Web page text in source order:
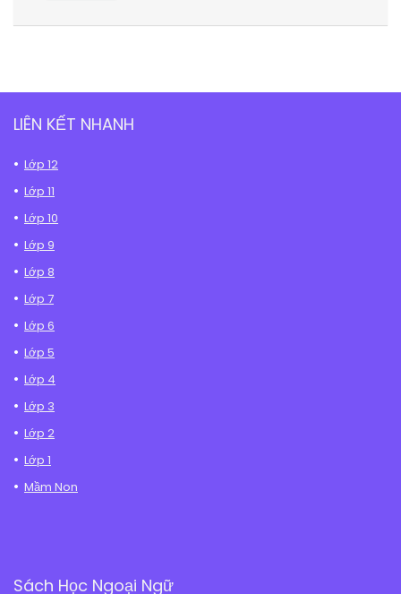
LIÊN KẾT NHANH
Lớp 12
Lớp 11
Lớp 10
Lớp 9
Lớp 8
Lớp 7
Lớp 6
Lớp 5
Lớp 4
Lớp 3
Lớp 2
Lớp 1
Mầm Non
Sách Học Ngoại Ngữ